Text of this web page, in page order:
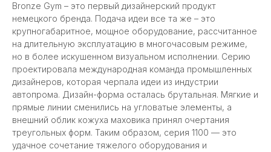
Bronze Gym – это первый дизайнерский продукт
немецкого бренда. Подача идеи все та же – это
крупногабаритное, мощное оборудование, рассчитанное
на длительную эксплуатацию в многочасовым режиме,
но в более искушенном визуальном исполнении. Серию
проектировала международная команда промышленных
дизайнеров, которая черпала идеи из индустрии
автопрома. Дизайн-форма осталась брутальная. Мягкие и
прямые линии сменились на угловатые элементы, а
внешний облик кожуха маховика принял очертания
треугольных форм. Таким образом, серия 1100 — это
удачное сочетание тяжелого оборудования и